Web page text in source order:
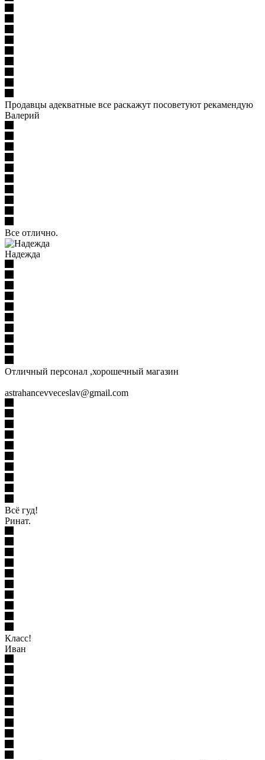
Продавцы адекватные все раскажут посоветуют рекамендую
Валерий
Все отлично.
Надежда
Отличный персонал ,хорошечный магазин
astrahancevveceslav@gmail.com
Всё гуд!
Ринат.
Класс!
Иван